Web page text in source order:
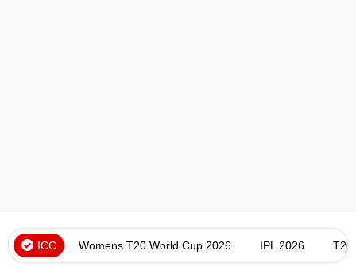
ICC Womens T20 World Cup 2026 IPL 2026 T20